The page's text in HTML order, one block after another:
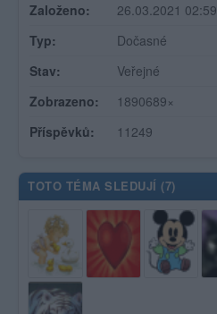
Založeno:
26.03.2021 02:59
Typ:
Dočasné
Stav:
Veřejné
Zobrazeno:
1890689×
Příspěvků:
11249
TOTO TÉMA SLEDUJÍ (7)